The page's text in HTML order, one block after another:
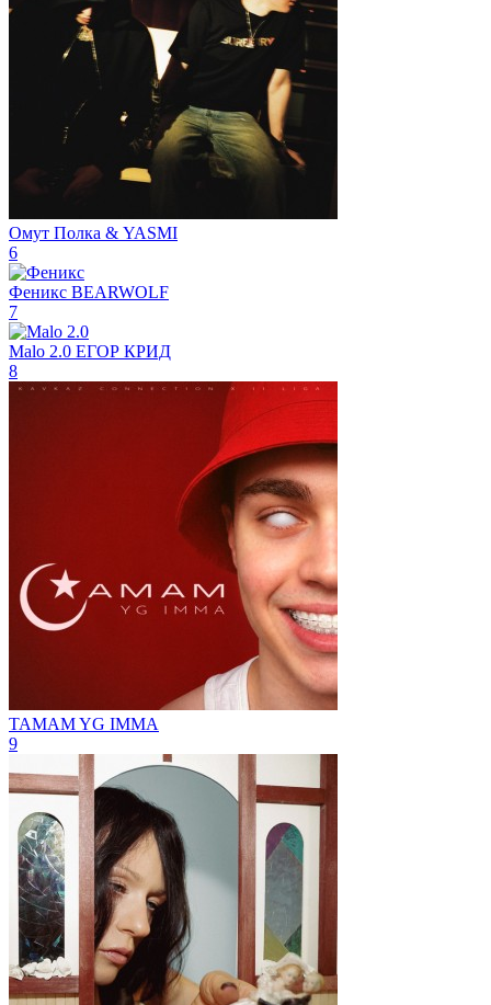
Омут Полка & YASMI
6
Феникс BEARWOLF
7
Malo 2.0 ЕГОР КРИД
8
TAMAMYG IMMA
9